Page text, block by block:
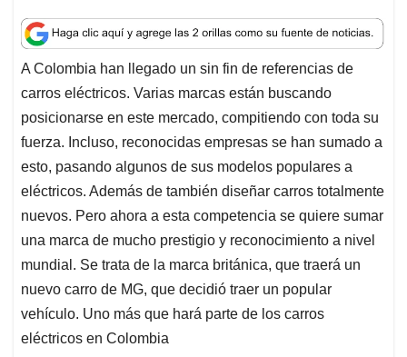
a
t
s
A
p
p
c
e
b
o
o
k
n
k
e
d
I
n
a
i
l
r
e
a
d
s
A Colombia han llegado un sin fin de referencias de
carros eléctricos. Varias marcas están buscando
posicionarse en este mercado, compitiendo con toda su
fuerza. Incluso, reconocidas empresas se han sumado a
esto, pasando algunos de sus modelos populares a
eléctricos. Además de también diseñar carros totalmente
nuevos. Pero ahora a esta competencia se quiere sumar
una marca de mucho prestigio y reconocimiento a nivel
mundial. Se trata de la marca británica, que traerá un
nuevo carro de MG, que decidió traer un popular
vehículo. Uno más que hará parte de los carros
eléctricos en Colombia